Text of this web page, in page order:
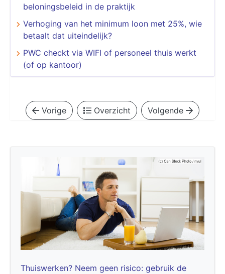
beloningsbeleid in de praktijk
Verhoging van het minimum loon met 25%, wie
betaalt dat uiteindelijk?
PWC checkt via WIFI of personeel thuis werkt
(of op kantoor)
Vorige Overzicht Volgende
Thuiswerken? Neem geen risico: gebruik de